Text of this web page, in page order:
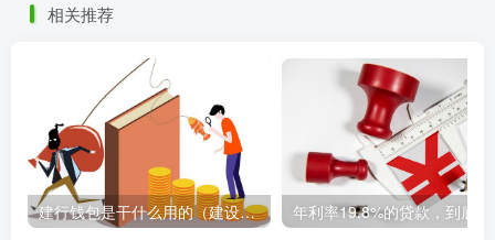
相关推荐
建行钱包是干什么用的（建设银行钱包的功能和用途简介）